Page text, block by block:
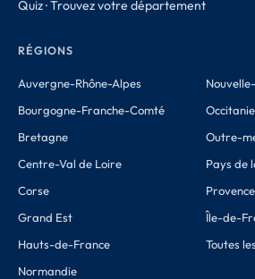
Quiz · Trouvez votre département
RÉGIONS
Auvergne-Rhône-Alpes
Bourgogne-Franche-Comté
Bretagne
Centre-Val de Loire
Corse
Grand Est
Hauts-de-France
Normandie
Occitanie
Outre-
Pays de
Île-de-
Toutes